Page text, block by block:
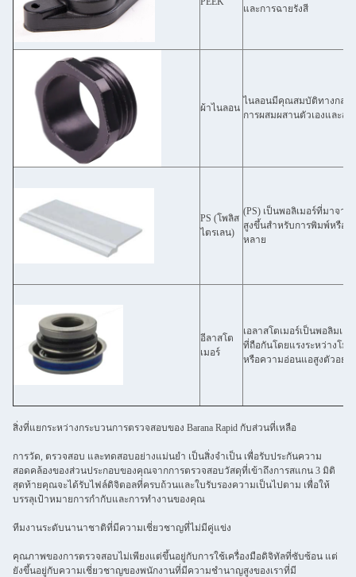
และการฉายรังสี
ผ้าไนลอน
ไนลอนมีคุณสมบัติทางกลที่
การผสมผสานตัวเองและส
PS (โพลิส
ไตรเลน)
(PS) เป็นพอลิเมอร์ที่มาจา
สูงขึ้นสําหรับการพิมพ์หรือ
หลาย
อีลาสโต
เมอร์
เอลาสโตเมอร์เป็นพอลิมเล
ที่ถือกันโดยแรงระหว่างโม
หรือความอ่อนแอสูงตัวอย่า
สิ่งที่แยกระหว่างกระบวนการตรวจสอบของ Barana Rapid กับส่วนที่เหลือ
การวัด, ตรวจสอบ และทดสอบอย่างแม่นยํา เป็นสิ่งจําเป็น เพื่อรับประกันความ
สอดคล้องของส่วนประกอบของคุณจากการตรวจสอบวัสดุที่เข้าถึงการสแกน 3 มิติ
สุดท้ายคุณจะได้รับไฟล์ดิจิตอลที่ครบถ้วนและใบรับรองความเป็นไปตาม เพื่อให้
บรรลุเป้าหมายการกํากับและการทํางานของคุณ
ทีมงานระดับนานาชาติที่มีความเชี่ยวชาญที่ไม่มีคู่แข่ง
คุณภาพของการตรวจสอบไม่เพียงแต่ขึ้นอยู่กับการใช้เครื่องมือดิจิทัลที่ซับซ้อน แต่
ยังขึ้นอยู่กับความเชี่ยวชาญของพนักงานที่มีความชํานาญสูงของเราที่มี